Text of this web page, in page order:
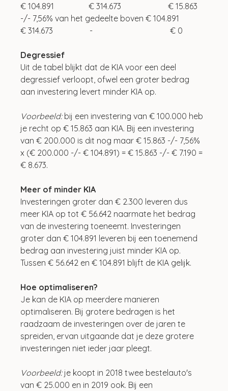
€ 104.891                 € 314.673                       € 15.863
-/- 7,56% van het gedeelte boven € 104.891
€ 314.673                  -                                      € 0
Degressief
Uit de tabel blijkt dat de KIA voor een deel
degressief verloopt, ofwel een groter bedrag
aan investering levert minder KIA op.
Voorbeeld: bij een investering van € 100.000 heb
je recht op € 15.863 aan KIA. Bij een investering
van € 200.000 is dit nog maar € 15.863 -/- 7,56%
x (€ 200.000 -/- € 104.891) = € 15.863 -/- € 7.190 =
€ 8.673.
Meer of minder KIA
Investeringen groter dan € 2.300 leveren dus
meer KIA op tot € 56.642 naarmate het bedrag
van de investering toeneemt. Investeringen
groter dan € 104.891 leveren bij een toenemend
bedrag aan investering juist minder KIA op.
Tussen € 56.642 en € 104.891 blijft de KIA gelijk.
Hoe optimaliseren?
Je kan de KIA op meerdere manieren
optimaliseren. Bij grotere bedragen is het
raadzaam de investeringen over de jaren te
spreiden, ervan uitgaande dat je deze grotere
investeringen niet ieder jaar pleegt.
Voorbeeld: je koopt in 2018 twee bestelauto's
van € 25.000 en in 2019 ook. Bij een